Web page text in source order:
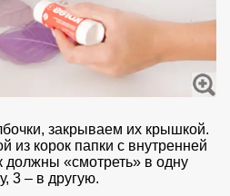
закрываем их крышкой.
из корок папки с внутренней
должны «смотреть» в одну
3 – в другую.